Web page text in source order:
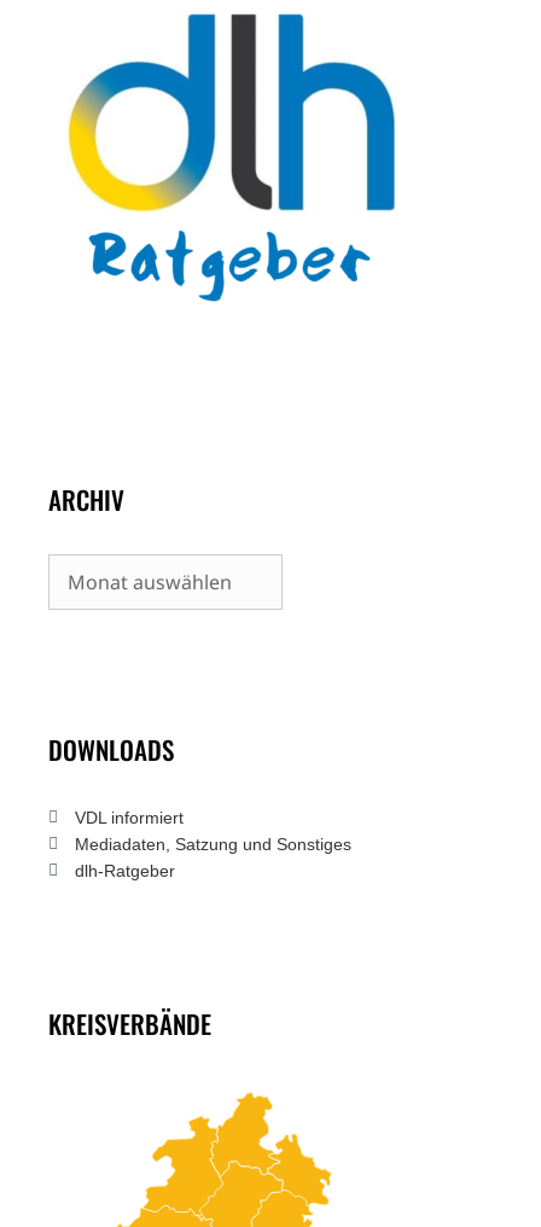
ARCHIV
Archiv
DOWNLOADS
VDL informiert
Mediadaten, Satzung und Sonstiges
dlh-Ratgeber
KREISVERBÄNDE